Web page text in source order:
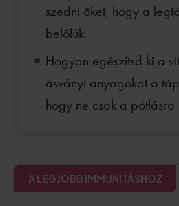
szedni őket, hogy a
belőlük.
Hogyan egészítsd ki a
ásványi anyagokat a
hogy ne csak a
A LEGJOBB IMMUNITÁSHOZ